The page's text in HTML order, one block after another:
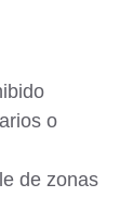
o
de zonas